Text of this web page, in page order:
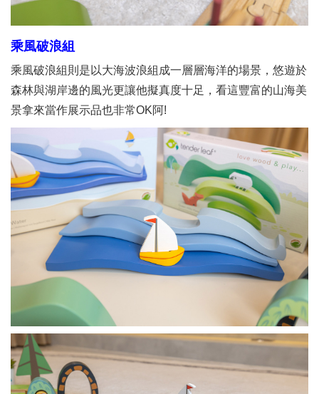
乘風破浪組
乘風破浪組則是以大海波浪組成一層層海洋的場景，悠遊於
森林與湖岸邊的風光更讓他擬真度十足，看這豐富的山海美
景拿來當作展示品也非常OK阿!